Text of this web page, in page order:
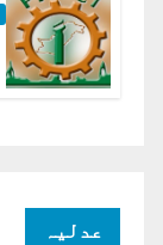
عدلیہ